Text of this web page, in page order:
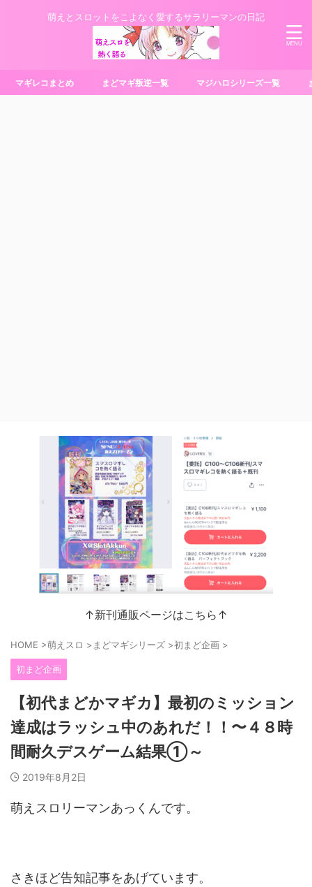
萌えとスロットをこよなく愛するサラリーマンの日記
マギレコまとめ まどマギ叛逆一覧 マジハロシリーズ一覧
↑新刊通販ページはこちら↑
HOME >萌えスロ > まどマギシリーズ >初まど企画 >
初まど企画
【初代まどかマギカ】最初のミッション
達成はラッシュ中のあれだ！！〜４８時
間耐久デスゲーム結果①～
2019年8月2日
萌えスロリーマンあっくんです。
さきほど告知記事をあげています。